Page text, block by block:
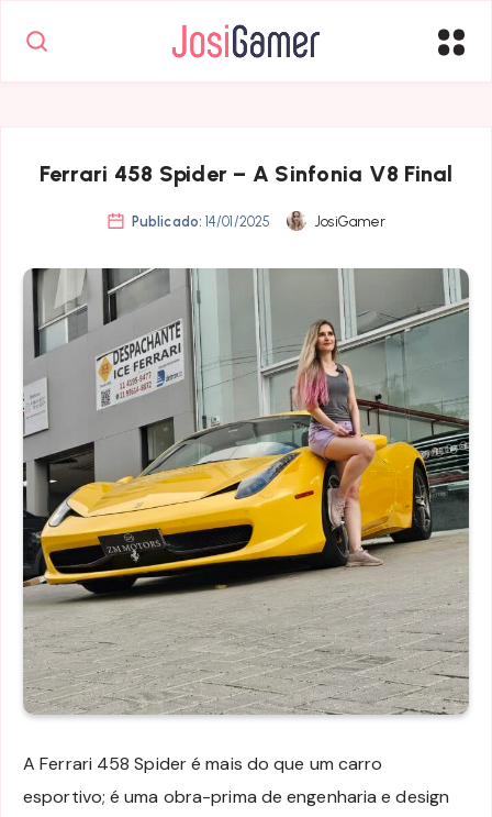
Ferrari 458 Spider – A Sinfonia V8 Final
Publicado: 14/01/2025 JosiGamer
A Ferrari 458 Spider é mais do que um carro
esportivo; é uma obra-prima de engenharia e design